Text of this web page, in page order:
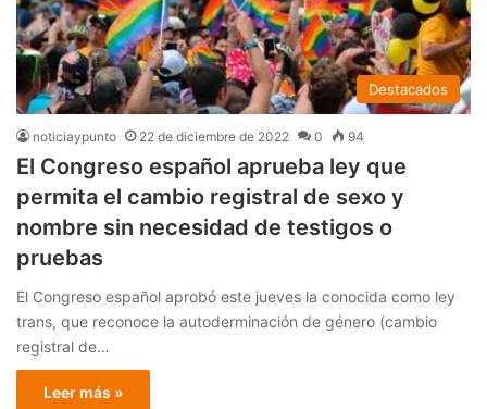
Destacados
noticiaypunto 22 de diciembre de 2022 0 94
El Congreso español aprueba ley que
permita el cambio registral de sexo y
nombre sin necesidad de testigos o
pruebas
El Congreso español aprobó este jueves la conocida como ley
trans, que reconoce la autoderminación de género (cambio
registral de…
Leer más »